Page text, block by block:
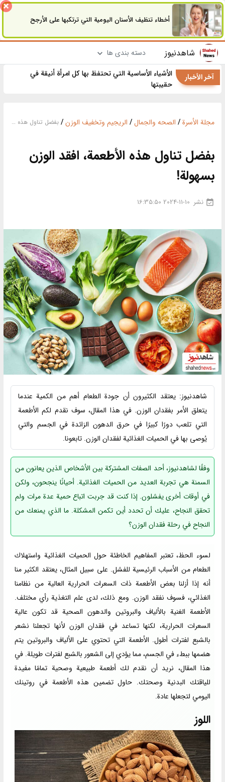
أخطاء تنظيف الأسنان اليومية التي ترتكبها على الأرجح
شاهدنیوز دسته بندی ها
آخر الأخبار
الأشياء الأساسية التي تحتفظ بها كل امرأة أنيقة في
حقيبتها
مجلة الأسرة/ الصحه والجمال/ الریجیم وتخفیف الوزن/ بفضل تناول هذه الأطعمة، افقد الوزن بسهولة!
بفضل تناول هذه الأطعمة، افقد الوزن
بسهولة!
نشر 2024-11-10 16:35:50
شاهدنیوز: يعتقد الكثيرون أن جودة الطعام أهم من الكمية عندما
يتعلق الأمر بفقدان الوزن. في هذا المقال، سوف نقدم لكم الأطعمة
التي تلعب دورًا كبيرًا في حرق الدهون الزائدة في الجسم والتي
يُوصى بها في الحميات الغذائية لفقدان الوزن. تابعونا.
وفقًا لشاهدنیوز، أحد الصفات المشتركة بين الأشخاص الذين يعانون من
السمنة هي تجربة العديد من الحميات الغذائية. أحيانًا ينجحون، ولكن
في أوقات أخرى يفشلون. إذا كنت قد جربت اتباع حمية عدة مرات ولم
تحقق النجاح، عليك أن تحدد أين تكمن المشكلة. ما الذي يمنعك من
النجاح في رحلة فقدان الوزن؟
لسوء الحظ، تعتبر المفاهيم الخاطئة حول الحميات الغذائية واستهلاك
الطعام من الأسباب الرئيسية للفشل. على سبيل المثال، يعتقد الكثير منا
أنه إذا أزلنا بعض الأطعمة ذات السعرات الحرارية العالية من نظامنا
الغذائي، فسوف نفقد الوزن. ومع ذلك، لدى علم التغذية رأي مختلف.
الأطعمة الغنية بالألياف والبروتين والدهون الصحية قد تكون عالية
السعرات الحرارية، لكنها تساعد في فقدان الوزن لأنها تجعلنا نشعر
بالشبع لفترات أطول. الأطعمة التي تحتوي على الألياف والبروتين يتم
هضمها ببطء في الجسم، مما يؤدي إلى الشعور بالشبع لفترات طويلة. في
هذا المقال، نريد أن نقدم لك أطعمة طبيعية وصحية تمامًا مفيدة
للياقتك البدنية وصحتك. حاول تضمين هذه الأطعمة في روتينك
اليومي لتجعلها عادة.
اللوز